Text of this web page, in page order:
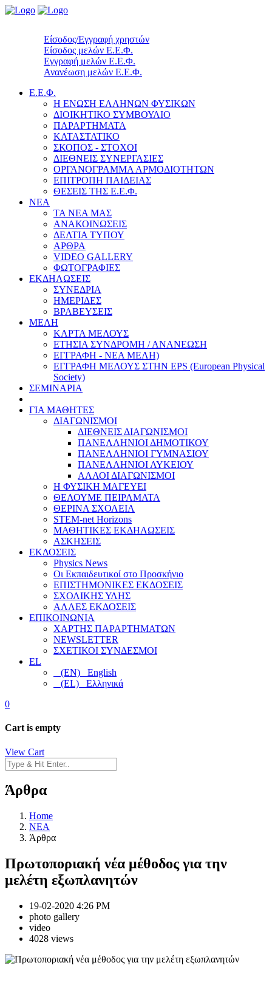
Είσοδος/Εγγραφή χρηστών
Είσοδος μελών Ε.Ε.Φ.
Εγγραφή μελών Ε.Ε.Φ.
Ανανέωση μελών Ε.Ε.Φ.
Ε.Ε.Φ.
Η ΕΝΩΣΗ ΕΛΛΗΝΩΝ ΦΥΣΙΚΩΝ
ΔΙΟΙΚΗΤΙΚΟ ΣΥΜΒΟΥΛΙΟ
ΠΑΡΑΡΤΗΜΑΤΑ
ΚΑΤΑΣΤΑΤΙΚΟ
ΣΚΟΠΟΣ - ΣΤΟΧΟΙ
ΔΙΕΘΝΕΙΣ ΣΥΝΕΡΓΑΣΙΕΣ
ΟΡΓΑΝΟΓΡΑΜΜΑ ΑΡΜΟΔΙΟΤΗΤΩΝ
ΕΠΙΤΡΟΠΗ ΠΑΙΔΕΙΑΣ
ΘΕΣΕΙΣ ΤΗΣ Ε.Ε.Φ.
ΝΕΑ
ΤΑ ΝΕΑ ΜΑΣ
ΑΝΑΚΟΙΝΩΣΕΙΣ
ΔΕΛΤΙΑ ΤΥΠΟΥ
ΑΡΘΡΑ
VIDEO GALLERY
ΦΩΤΟΓΡΑΦΙΕΣ
ΕΚΔΗΛΩΣΕΙΣ
ΣΥΝΕΔΡΙΑ
ΗΜΕΡΙΔΕΣ
ΒΡΑΒΕΥΣΕΙΣ
ΜΕΛΗ
ΚΑΡΤΑ ΜΕΛΟΥΣ
ΕΤΗΣΙΑ ΣΥΝΔΡΟΜΗ / ΑΝΑΝΕΩΣΗ
ΕΓΓΡΑΦΗ - ΝΕΑ ΜΕΛΗ)
ΕΓΓΡΑΦΗ ΜΕΛΟΥΣ ΣΤΗΝ EPS (European Physical
Society)
ΣΕΜΙΝΑΡΙΑ
ΓΙΑ ΜΑΘΗΤΕΣ
ΔΙΑΓΩΝΙΣΜΟΙ
ΔΙΕΘΝΕΙΣ ΔΙΑΓΩΝΙΣΜΟΙ
ΠΑΝΕΛΛΗΝΙΟΙ ΔΗΜΟΤΙΚΟΥ
ΠΑΝΕΛΛΗΝΙΟΙ ΓΥΜΝΑΣΙΟΥ
ΠΑΝΕΛΛΗΝΙΟΙ ΛΥΚΕΙΟΥ
ΑΛΛΟΙ ΔΙΑΓΩΝΙΣΜΟΙ
Η ΦΥΣΙΚΗ ΜΑΓΕΥΕΙ
ΘΕΛΟΥΜΕ ΠΕΙΡΑΜΑΤΑ
ΘΕΡΙΝΑ ΣΧΟΛΕΙΑ
STEM-net Horizons
ΜΑΘΗΤΙΚΕΣ ΕΚΔΗΛΩΣΕΙΣ
ΑΣΚΗΣΕΙΣ
ΕΚΔΟΣΕΙΣ
Physics News
Οι Εκπαιδευτικοί στο Προσκήνιο
ΕΠΙΣΤΗΜΟΝΙΚΕΣ ΕΚΔΟΣΕΙΣ
ΣΧΟΛΙΚΗΣ ΥΛΗΣ
ΑΛΛΕΣ ΕΚΔΟΣΕΙΣ
ΕΠΙΚΟΙΝΩΝΙΑ
ΧΑΡΤΗΣ ΠΑΡΑΡΤΗΜΑΤΩΝ
NEWSLETTER
ΣΧΕΤΙΚΟΙ ΣΥΝΔΕΣΜΟΙ
EL
(EN) English
(EL) Ελληνικά
0
Cart is empty
View Cart
Άρθρα
Home
NEA
Άρθρα
Πρωτοποριακή νέα μέθοδος για την
μελέτη εξωπλανητών
19-02-2020 4:26 PM
photo gallery
video
4028 views